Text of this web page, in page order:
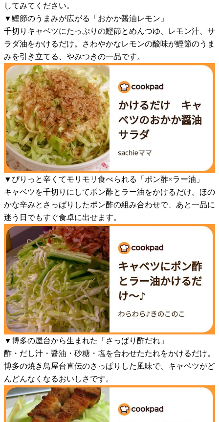
してみてください。
▼鰹節のうまみが広がる「おかか醤油レモン」
千切りキャベツにたっぷりの鰹節とめんつゆ、レモン汁、サ
ラダ油をかけるだけ。さわやかなレモンの酸味が鰹節のうま
みを引き立てる、やみつきの一品です。
▼ぴりっと辛くてモリモリ食べられる「ポン酢×ラー油」
キャベツを千切りにしてポン酢とラー油をかけるだけ。ほの
かな辛みとさっぱりしたポン酢の組み合わせで、あと一品に
迷う日でもすぐ食卓に出せます。
▼博多の屋台から生まれた「さっぱり酢だれ」
酢・だし汁・醤油・砂糖・塩を合わせたたれをかけるだけ。
博多の焼き鳥屋台直伝のさっぱりした風味で、キャベツがど
んどんなくなるおいしさです。